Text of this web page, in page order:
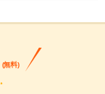
(無料)